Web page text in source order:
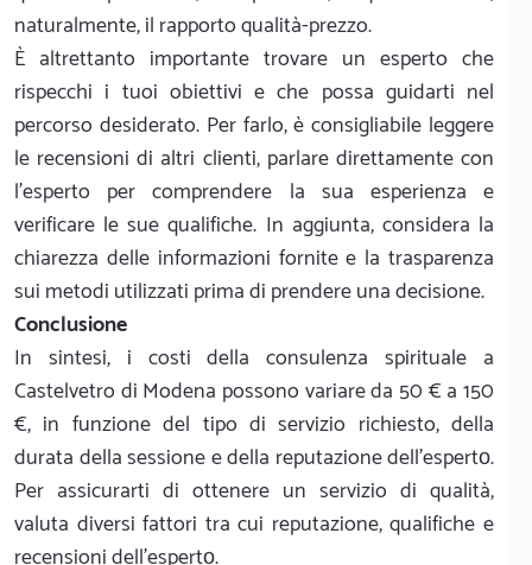
naturalmente, il rapporto qualità-prezzo.
È altrettanto importante trovare un esperto che
rispecchi i tuoi obiettivi e che possa guidarti nel
percorso desiderato. Per farlo, è consigliabile leggere
le recensioni di altri clienti, parlare direttamente con
l’esperto per comprendere la sua esperienza e
verificare le sue qualifiche. In aggiunta, considera la
chiarezza delle informazioni fornite e la trasparenza
sui metodi utilizzati prima di prendere una decisione.
Conclusione
In sintesi, i costi della consulenza spirituale a
Castelvetro di Modena possono variare da 50 € a 150
€, in funzione del tipo di servizio richiesto, della
durata della sessione e della reputazione dell’espertо.
Per assicurarti di ottenere un servizio di qualità,
valuta diversi fattori tra cui reputazione, qualifiche e
recensioni dell’espertо.